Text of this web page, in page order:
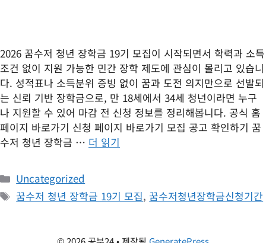
2026 꿈수저 청년 장학금 19기 모집이 시작되면서 학력과 소득
조건 없이 지원 가능한 민간 장학 제도에 관심이 몰리고 있습니
다. 성적표나 소득분위 증빙 없이 꿈과 도전 의지만으로 선발되
는 신뢰 기반 장학금으로, 만 18세에서 34세 청년이라면 누구
나 지원할 수 있어 마감 전 신청 정보를 정리해봅니다. 공식 홈
페이지 바로가기 신청 페이지 바로가기 모집 공고 확인하기 꿈
수저 청년 장학금 … 더 읽기
카
테
고
Uncategorized
태
꿈수저 청년 장학금 19기 모집,꿈수저청년장학금신청기간